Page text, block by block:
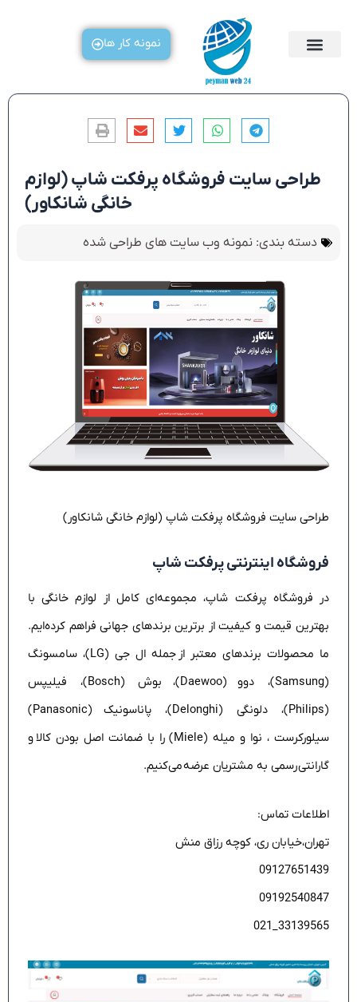
نمونه کار ها
طراحی سایت فروشگاه پرفکت شاپ (لوازم
خانگی شانکاور)
دسته بندی: نمونه وب سایت های طراحی شده
طراحی سایت فروشگاه پرفکت شاپ (لوازم خانگی شانکاور)
فروشگاه اینترنتی پرفکت شاپ
در فروشگاه پرفکت شاپ، مجموعه‌ای کامل از لوازم خانگی با
بهترین قیمت و کیفیت از برترین برندهای جهانی فراهم کرده‌ایم.
ما محصولات برندهای معتبر از جمله ال جی (LG)، سامسونگ
(Samsung)، دوو (Daewoo)، بوش (Bosch)، فیلیپس
(Philips)، دلونگی (Delonghi)، پاناسونیک (Panasonic)
سیلورکرست ، نوا و میله (Miele) را با ضمانت اصل بودن کالا و
گارانتی رسمی به مشتریان عرضه می‌کنیم.
اطلاعات تماس:
تهران،خیابان ری، کوچه رزاق منش
09127651439
09192540847
33139565_021